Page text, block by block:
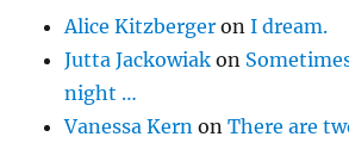
Alice Kitzberger onI dream.
Jutta Jackowiak on
night …
Vanessa Kern onThere are